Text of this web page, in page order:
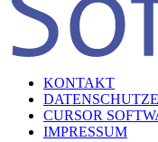
KONTAKT
CURSOR
IMPRESSUM